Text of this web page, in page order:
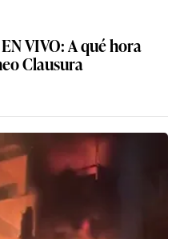
VIVO: A qué hora
Clausura